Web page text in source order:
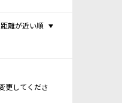
距離が近い順
更してくださ